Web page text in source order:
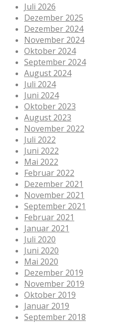
Juli 2026
Dezember 2025
Dezember 2024
November 2024
Oktober 2024
September 2024
August 2024
Juli 2024
Juni 2024
Oktober 2023
August 2023
November 2022
Juli 2022
Juni 2022
Mai 2022
Februar 2022
Dezember 2021
November 2021
September 2021
Februar 2021
Januar 2021
Juli 2020
Juni 2020
Mai 2020
Dezember 2019
November 2019
Oktober 2019
Januar 2019
September 2018